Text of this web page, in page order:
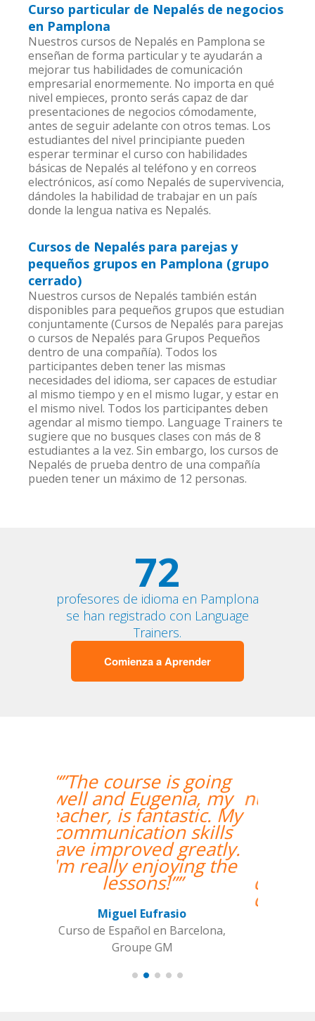
Curso particular de Nepalés de negocios
en Pamplona
Nuestros cursos de Nepalés en Pamplona se
enseñan de forma particular y te ayudarán a
mejorar tus habilidades de comunicación
empresarial enormemente. No importa en qué
nivel empieces, pronto serás capaz de dar
presentaciones de negocios cómodamente,
antes de seguir adelante con otros temas. Los
estudiantes del nivel principiante pueden
esperar terminar el curso con habilidades
básicas de Nepalés al teléfono y en correos
electrónicos, así como Nepalés de supervivencia,
dándoles la habilidad de trabajar en un país
donde la lengua nativa es Nepalés.
Cursos de Nepalés para parejas y
pequeños grupos en Pamplona (grupo
cerrado)
Nuestros cursos de Nepalés también están
disponibles para pequeños grupos que estudian
conjuntamente (Cursos de Nepalés para parejas
o cursos de Nepalés para Grupos Pequeños
dentro de una compañía). Todos los
participantes deben tener las mismas
necesidades del idioma, ser capaces de estudiar
al mismo tiempo y en el mismo lugar, y estar en
el mismo nivel. Todos los participantes deben
agendar al mismo tiempo. Language Trainers te
sugiere que no busques clases con más de 8
estudiantes a la vez. Sin embargo, los cursos de
Nepalés de prueba dentro de una compañía
pueden tener un máximo de 12 personas.
72
profesores de idioma en Pamplona
se han registrado con Language
Trainers.
Comienza a Aprender
“”Hemos realizado
nuestra primera clase y
estamos muy
contentos. Nuestra
profesora es una
mujer encantadora,
que nos ha dado una
entretenida.””
Alba Fuertes Simón